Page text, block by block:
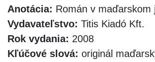
Anotácia: Román v maďarskom
Vydavateľstvo: Titis Kiadó Kft.
Rok vydania: 2008
Kľúčové slová: originál